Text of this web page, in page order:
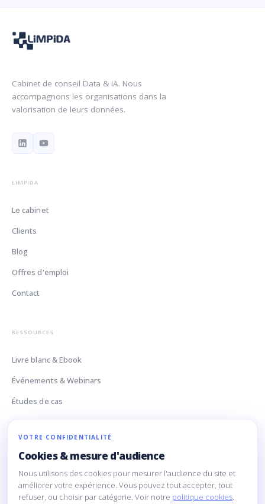
Cabinet de conseil Data & IA. Nous
accompagnons les organisations dans la
valorisation de leurs données.
LIMPIDA
Le cabinet
Clients
Blog
Offres d'emploi
Contact
RESSOURCES
Livre blanc & Ebook
Événements & Webinars
Études de cas
Glossaire Data
CONTACT
160 Rue Montmartre
75002 Paris
VOTRE CONFIDENTIALITÉ
Cookies & mesure d'audience
Nous utilisons des cookies pour mesurer l'audience du site et
améliorer votre expérience. Vous pouvez tout accepter, tout
refuser, ou choisir par catégorie. Voir notre politique cookies.